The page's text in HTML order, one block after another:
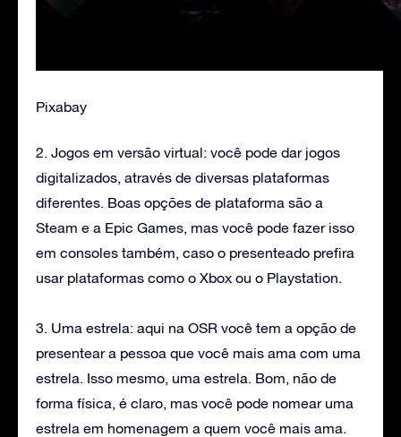
Pixabay
2. Jogos em versão virtual: você pode dar jogos
digitalizados, através de diversas plataformas
diferentes. Boas opções de plataforma são a
Steam e a Epic Games, mas você pode fazer isso
em consoles também, caso o presenteado prefira
usar plataformas como o Xbox ou o Playstation.
3. Uma estrela: aqui na OSR você tem a opção de
presentear a pessoa que você mais ama com uma
estrela. Isso mesmo, uma estrela. Bom, não de
forma física, é claro, mas você pode nomear uma
estrela em homenagem a quem você mais ama.